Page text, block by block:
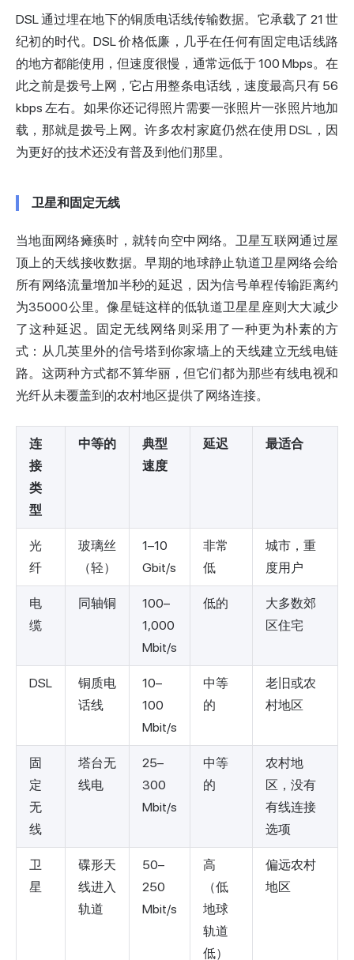
DSL 通过埋在地下的铜质电话线传输数据。它承载了 21 世
纪初的时代。DSL 价格低廉，几乎在任何有固定电话线路
的地方都能使用，但速度很慢，通常远低于 100 Mbps。在
此之前是拨号上网，它占用整条电话线，速度最高只有 56
kbps 左右。如果你还记得照片需要一张照片一张照片地加
载，那就是拨号上网。许多农村家庭仍然在使用 DSL，因
为更好的技术还没有普及到他们那里。
卫星和固定无线
当地面网络瘫痪时，就转向空中网络。卫星互联网通过屋
顶上的天线接收数据。早期的地球静止轨道卫星网络会给
所有网络流量增加半秒的延迟，因为信号单程传输距离约
为35000公里。像星链这样的低轨道卫星星座则大大减少
了这种延迟。固定无线网络则采用了一种更为朴素的方
式：从几英里外的信号塔到你家墙上的天线建立无线电链
路。这两种方式都不算华丽，但它们都为那些有线电视和
光纤从未覆盖到的农村地区提供了网络连接。
连
接
类
型
中等的
典型
速度
延迟 最适合
光
纤
玻璃丝
（轻）
1–10
Gbit/s
非常
低
城市，重
度用户
电
缆
同轴铜
100–
1,000
Mbit/s
低的
大多数郊
区住宅
DSL
铜质电
话线
10–
100
Mbit/s
中等
的
老旧或农
村地区
固
定
无
线
塔台无
线电
25–
300
Mbit/s
中等
的
农村地
区，没有
有线连接
选项
卫
星
碟形天
线进入
轨道
50–
250
Mbit/s
高
（低
地球
轨道
低）
偏远农村
地区